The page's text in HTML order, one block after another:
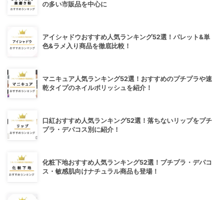
の多い市販品を中心に
アイシャドウおすすめ人気ランキング52選！パレット&単
色&ラメ入り商品を徹底比較！
マニキュア人気ランキング52選！おすすめのプチプラや速
乾タイプのネイルポリッシュを紹介！
口紅おすすめ人気ランキング52選！落ちないリップをプチ
プラ・デパコス別に紹介！
化粧下地おすすめ人気ランキング52選！プチプラ・デパコ
ス・敏感肌向けナチュラル商品も登場！